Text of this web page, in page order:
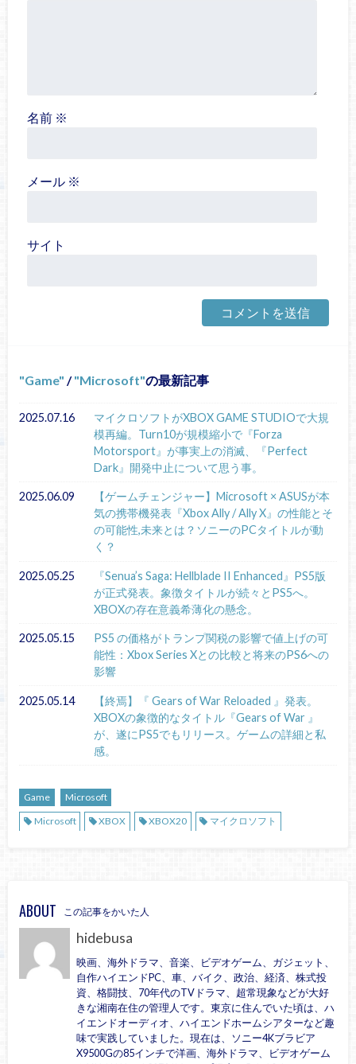
名前 ※
メール ※
サイト
Game / Microsoft の最新記事
2025.07.16
マイクロソフトがXBOX GAME STUDIOで大規
模再編。Turn10が規模縮小で『Forza
Motorsport』が事実上の消滅、『Perfect
Dark』開発中止について思う事。
2025.06.09
【ゲームチェンジャー】Microsoft × ASUSが本
気の携帯機発表『Xbox Ally / Ally X』の性能とそ
の可能性,未来とは？ソニーのPCタイトルが動
く？
2025.05.25
『Senua’s Saga: Hellblade II Enhanced』PS5版
が正式発表。象徴タイトルが続々とPS5へ。
XBOXの存在意義希薄化の懸念。
2025.05.15
PS5 の価格がトランプ関税の影響で値上げの可
能性：Xbox Series Xとの比較と将来のPS6への
影響
2025.05.14
【終焉】『 Gears of War Reloaded 』発表。
XBOXの象徴的なタイトル『Gears of War 』
が、遂にPS5でもリリース。ゲームの詳細と私
感。
Game
Microsoft
Microsoft
XBOX XBOX20 マイクロソフト
ABOUT この記事をかいた人
hidebusa
映画、海外ドラマ、音楽、ビデオゲーム、ガジェット、
自作ハイエンドPC、車、バイク、政治、経済、株式投
資、格闘技、70年代のTVドラマ、超常現象などが大好
きな湘南在住の管理人です。東京に住んでいた頃は、ハ
イエンドオーディオ、ハイエンドホームシアターなど趣
味で実践していました。現在は、ソニー4Kブラビア
X9500Gの85インチで洋画、海外ドラマ、ビデオゲーム